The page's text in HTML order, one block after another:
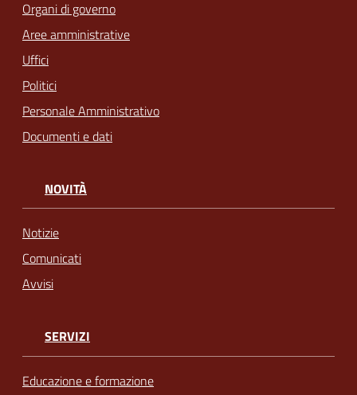
Organi di governo
Aree amministrative
Uffici
Politici
Personale Amministrativo
Documenti e dati
NOVITÀ
Notizie
Comunicati
Avvisi
SERVIZI
Educazione e formazione